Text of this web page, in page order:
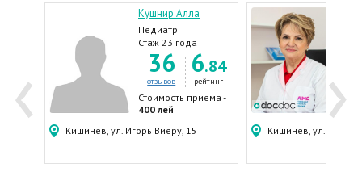
‹ ›
-
Кушнир Алла
Педиатр
Стаж 23 года
36
отзывов
6.84
рейтинг
Стоимость приема -
400 лей
Кишинев, ул. Игорь Виеру, 15
700
Кишинёв, ул.